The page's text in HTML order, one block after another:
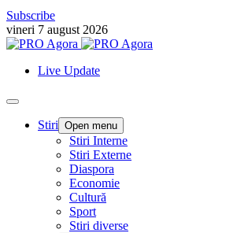
Subscribe
vineri 7 august 2026
Live Update
Stiri Open menu
Stiri Interne
Stiri Externe
Diaspora
Economie
Cultură
Sport
Stiri diverse